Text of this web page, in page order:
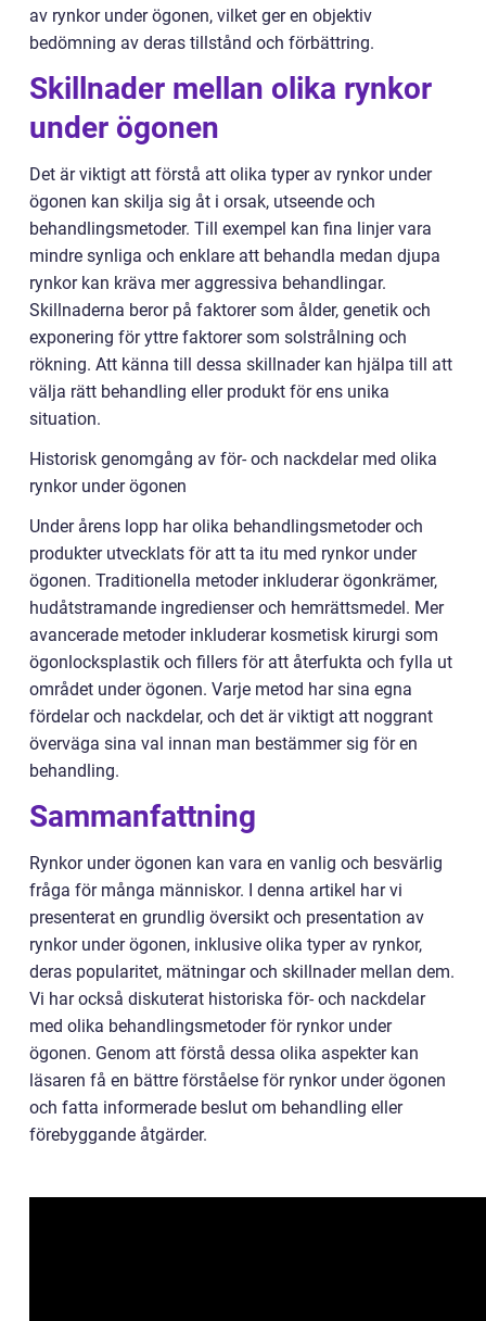
av rynkor under ögonen, vilket ger en objektiv
bedömning av deras tillstånd och förbättring.
Skillnader mellan olika rynkor
under ögonen
Det är viktigt att förstå att olika typer av rynkor under
ögonen kan skilja sig åt i orsak, utseende och
behandlingsmetoder. Till exempel kan fina linjer vara
mindre synliga och enklare att behandla medan djupa
rynkor kan kräva mer aggressiva behandlingar.
Skillnaderna beror på faktorer som ålder, genetik och
exponering för yttre faktorer som solstrålning och
rökning. Att känna till dessa skillnader kan hjälpa till att
välja rätt behandling eller produkt för ens unika
situation.
Historisk genomgång av för- och nackdelar med olika
rynkor under ögonen
Under årens lopp har olika behandlingsmetoder och
produkter utvecklats för att ta itu med rynkor under
ögonen. Traditionella metoder inkluderar ögonkrämer,
hudåtstramande ingredienser och hemrättsmedel. Mer
avancerade metoder inkluderar kosmetisk kirurgi som
ögonlocksplastik och fillers för att återfukta och fylla ut
området under ögonen. Varje metod har sina egna
fördelar och nackdelar, och det är viktigt att noggrant
överväga sina val innan man bestämmer sig för en
behandling.
Sammanfattning
Rynkor under ögonen kan vara en vanlig och besvärlig
fråga för många människor. I denna artikel har vi
presenterat en grundlig översikt och presentation av
rynkor under ögonen, inklusive olika typer av rynkor,
deras popularitet, mätningar och skillnader mellan dem.
Vi har också diskuterat historiska för- och nackdelar
med olika behandlingsmetoder för rynkor under
ögonen. Genom att förstå dessa olika aspekter kan
läsaren få en bättre förståelse för rynkor under ögonen
och fatta informerade beslut om behandling eller
förebyggande åtgärder.